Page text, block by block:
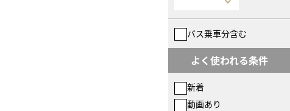
バス乗車分含む
よく使われる条件
新着
動画あり